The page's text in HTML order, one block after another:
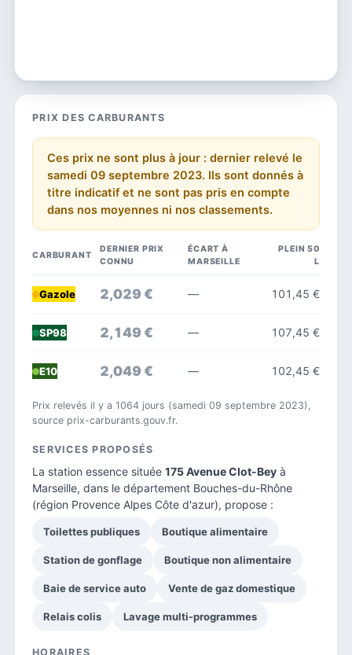
PRIX DES CARBURANTS
Ces prix ne sont plus à jour : dernier relevé le
samedi 09 septembre 2023. Ils sont donnés à
titre indicatif et ne sont pas pris en compte
dans nos moyennes ni nos classements.
CARBURANT
DERNIER PRIX
CONNU
ÉCART À
MARSEILLE
PLEIN 50
L
Gazole 2,029 € — 101,45 €
SP98 2,149 € — 107,45 €
E10 2,049 € — 102,45 €
Prix relevés il y a 1064 jours (samedi 09 septembre 2023),
source prix-carburants.gouv.fr.
SERVICES PROPOSÉS
La station essence située 175 Avenue Clot-Bey à
Marseille, dans le département Bouches-du-Rhône
(région Provence Alpes Côte d'azur), propose :
Toilettes publiques Boutique alimentaire
Station de gonflage Boutique non alimentaire
Baie de service auto Vente de gaz domestique
Relais colis Lavage multi-programmes
HORAIRES